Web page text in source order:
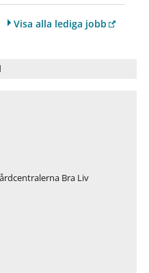
Visa alla lediga jobb
Bra Liv